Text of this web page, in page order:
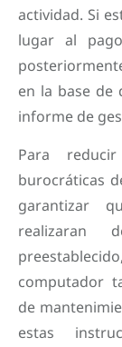
actividad. Si
lugar al
en la base
informe de
Para
burocráticas
garantizar
realizaran
computador
de
estas